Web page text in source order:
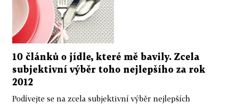
10 článků o jídle, které mě bavily. Zcela
subjektivní výběr toho nejlepšího za rok
2012
Podívejte se na zcela subjektivní výběr nejlepších